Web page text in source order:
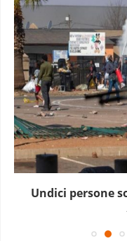
sono state uccise a